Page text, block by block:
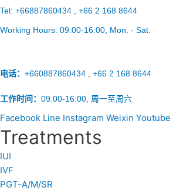
Tel: +66887860434 , +66 2 168 8644
Working Hours: 09:00-16:00 , Mon. - Sat.
电话： +660887860434 , +66 2 168 8644
工作时间： 09:00-16:00, 周一至周六
Facebook Line Instagram Weixin Youtube
Treatments
IUI
IVF
PGT-A/M/SR